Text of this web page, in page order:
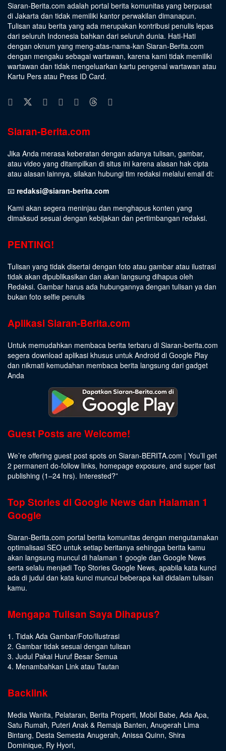
Siaran-Berita.com adalah portal berita komunitas yang berpusat
di Jakarta dan tidak memiliki kantor perwakilan dimanapun.
Tulisan atau berita yang ada merupakan kontribusi penulis lepas
dari seluruh Indonesia bahkan dari seluruh dunia. Hati-Hati
dengan oknum yang meng-atas-nama-kan Siaran-Berita.com
dengan mengaku sebagai wartawan, karena kami tidak memiliki
wartawan dan tidak mengeluarkan kartu pengenal wartawan atau
Kartu Pers atau Press ID Card.
Siaran-Berita.com
Jika Anda merasa keberatan dengan adanya tulisan, gambar,
atau video yang ditampilkan di situs ini karena alasan hak cipta
atau alasan lainnya, silakan hubungi tim redaksi melalui email di:
📧 redaksi@siaran-berita.com
Kami akan segera meninjau dan menghapus konten yang
dimaksud sesuai dengan kebijakan dan pertimbangan redaksi.
PENTING!
Tulisan yang tidak disertai dengan foto atau gambar atau ilustrasi
tidak akan dipublikasikan dan akan langsung dihapus oleh
Redaksi. Gambar harus ada hubungannya dengan tulisan ya dan
bukan foto selfie penulis
Aplikasi Siaran-Berita.com
Untuk memudahkan membaca berita terbaru di Siaran-berita.com
segera download aplikasi khusus untuk Android di Google Play
dan nikmati kemudahan membaca berita langsung dari gadget
Anda
Guest Posts are Welcome!
We’re offering guest post spots on Siaran-BERITA.com | You’ll get
2 permanent do-follow links, homepage exposure, and super fast
publishing (1–24 hrs). Interested?”
Top Stories di Google News dan Halaman 1
Google
Siaran-Berita.com portal berita komunitas dengan mengutamakan
optimalisasi SEO untuk setiap beritanya sehingga berita kamu
akan langsung muncul di halaman 1 google dan Google News
serta selalu menjadi Top Stories Google News, apabila kata kunci
ada di judul dan kata kunci muncul beberapa kali didalam tulisan
kamu.
Mengapa Tulisan Saya Dihapus?
1. Tidak Ada Gambar/Foto/Ilustrasi
2. Gambar tidak sesuai dengan tulisan
3. Judul Pakai Huruf Besar Semua
4. Menambahkan Link atau Tautan
Backlink
Media Wanita, Pelataran, Berita Properti, Mobil Babe, Ada Apa,
Satu Rumah, Puteri Anak & Remaja Banten, Anugerah Lima
Bintang, Desta Semesta Anugerah, Anissa Quinn, Shira
Dominique, Ry Hyori,